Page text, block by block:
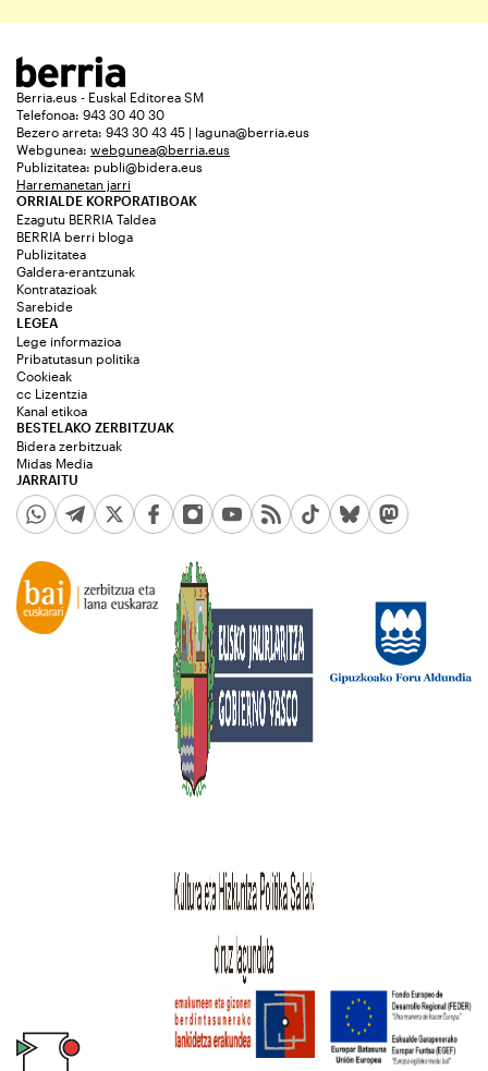
Berria.eus - Euskal Editorea SM
Telefonoa: 943 30 40 30
Bezero arreta: 943 30 43 45 | laguna@berria.eus
Webgunea: webgunea@berria.eus
Publizitatea: publi@bidera.eus
Harremanetan jarri
ORRIALDE KORPORATIBOAK
Ezagutu BERRIA Taldea
BERRIA berri bloga
Publizitatea
Galdera-erantzunak
Kontratazioak
Sarebide
JARRAITU
LEGEA
Lege informazioa
Pribatutasun politika
Cookieak
cc Lizentzia
Kanal etikoa
BESTELAKO ZERBITZUAK
Bidera zerbitzuak
Midas Media